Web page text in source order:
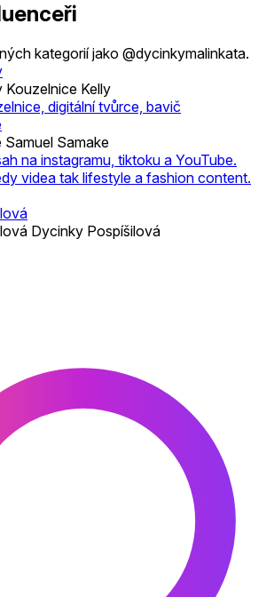
kategorií jako @dycinkymalinkata.
Kouzelnice Kelly
digitální tvůrce, bavič
Samuel Samake
na instagramu, tiktoku a YouTube.
videa tak lifestyle a fashion content.
Dycinky Pospíšilová